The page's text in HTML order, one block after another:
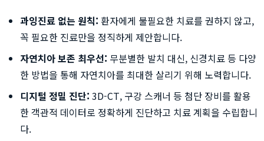
과잉진료 없는 원칙: 환자에게 불필요한 치료를 권하지 않고,
꼭 필요한 진료만을 정직하게 제안합니다.
자연치아 보존 최우선: 무분별한 발치 대신, 신경치료 등 다양
한 방법을 통해 자연치아를 최대한 살리기 위해 노력합니다.
디지털 정밀 진단: 3D-CT, 구강 스캐너 등 첨단 장비를 활용
한 객관적 데이터로 정확하게 진단하고 치료 계획을 수립합니
다.